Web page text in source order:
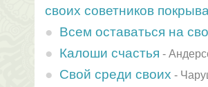
своих советников
Всем оставаться на
Калоши счастья -
Свой среди своих -